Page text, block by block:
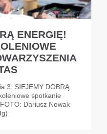
ENERGIĘ!
3. SIEJEMY DOBRĄ
spotkanie
Dariusz Nowak